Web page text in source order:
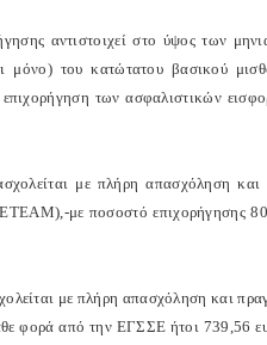
αντιστοιχεί στο ύψος των
μόνο) του κατώτατου βασικού
των ασφαλιστικών
με πλήρη απασχόληση
με ποσοστό επιχορήγησης
με πλήρη απασχόληση και
φορά από την ΕΓΣΣΕ ήτοι 739,56